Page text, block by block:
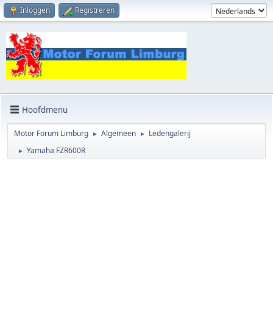
Inloggen Registreren
Hoofdmenu
Motor Forum Limburg ► Algemeen ► Ledengalerij
► Yamaha FZR600R